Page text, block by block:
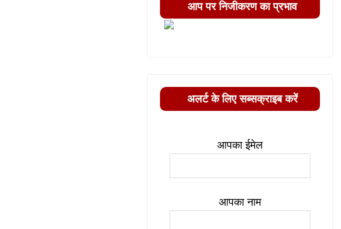
आप पर निजीकरण का प्रभाव
अलर्ट के लिए सब्सक्राइब करें
आपका ईमेल
आपका नाम